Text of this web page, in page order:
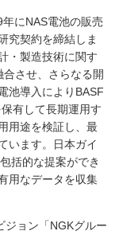
にNAS電池の販売
究契約を締結しま
・製造技術に関す
させ、さらなる開
池導入によりBASF
有して長期運用す
用途を検証し、最
います。日本ガイ
括的な提案ができ
用なデータを収集
ョン「NGKグルー